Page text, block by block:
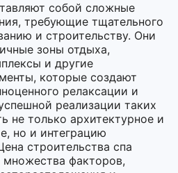
собой сложные
требующие тщательного
и строительству. Они
зоны отдыха,
и другие
которые создают
релаксации и
реализации таких
не только архитектурное и
но и интеграцию
строительства спа
множества факторов,